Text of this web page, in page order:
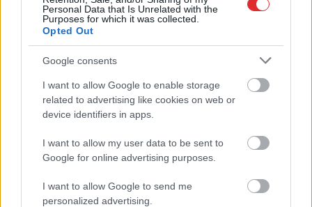
Personal Data that Is Unrelated with the
Purposes for which it was collected.
Opted Out
Google consents
I want to allow Google to enable storage
related to advertising like cookies on web or
device identifiers in apps.
I want to allow my user data to be sent to
Google for online advertising purposes.
I want to allow Google to send me
personalized advertising.
Sadarbības projekts
Atcelt Ziņot